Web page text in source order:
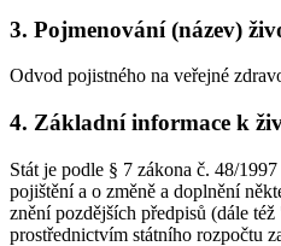
3. Pojmenování (název)
Odvod pojistného na veřejné
4. Základní informace k
Stát je podle § 7 zákona č. 48/
pojištění a o změně a doplnění
znění pozdějších předpisů (dále
prostřednictvím státního rozpočtu